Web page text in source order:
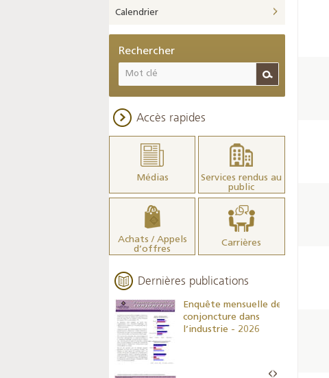
Calendrier
Rechercher
Accès rapides
Médias
Services rendus au
public
Achats / Appels
d’offres
Carrières
Dernières publications
Enquête mensuelle de
conjoncture dans
l’industrie - 2026